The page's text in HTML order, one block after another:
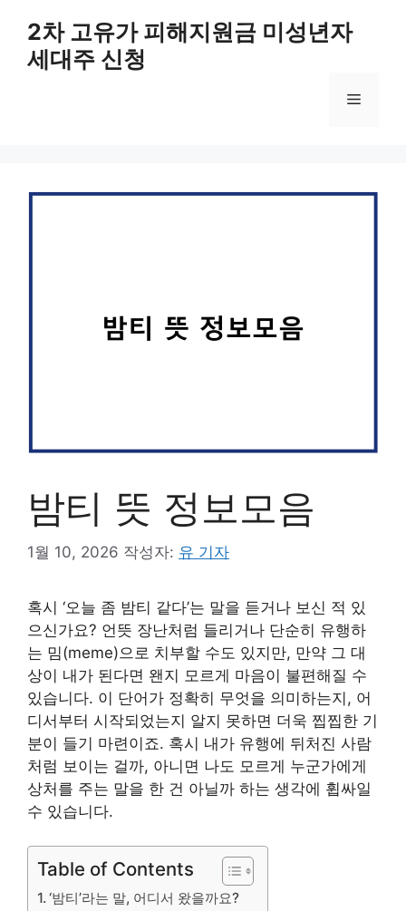
2차 고유가 피해지원금 미성년자
세대주 신청
메
밤티 뜻 정보모음
1월 10, 2026 작성자: 유 기자
혹시 ‘오늘 좀 밤티 같다’는 말을 듣거나 보신 적 있
으신가요? 언뜻 장난처럼 들리거나 단순히 유행하
는 밈(meme)으로 치부할 수도 있지만, 만약 그 대
상이 내가 된다면 왠지 모르게 마음이 불편해질 수
있습니다. 이 단어가 정확히 무엇을 의미하는지, 어
디서부터 시작되었는지 알지 못하면 더욱 찝찝한 기
분이 들기 마련이죠. 혹시 내가 유행에 뒤처진 사람
처럼 보이는 걸까, 아니면 나도 모르게 누군가에게
상처를 주는 말을 한 건 아닐까 하는 생각에 휩싸일
수 있습니다.
Table of Contents
‘밤티’라는 말, 어디서 왔을까요?